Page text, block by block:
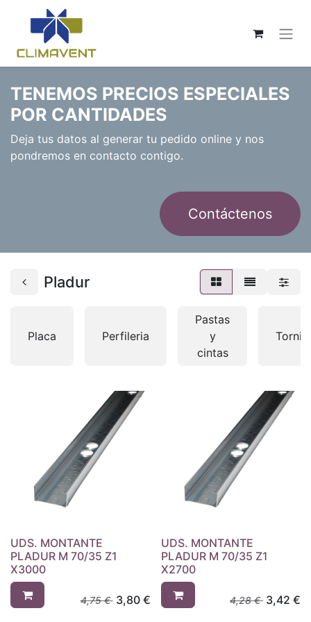
TENEMOS PRECIOS ESPECIALES
POR CANTIDADES
Deja tus datos al generar tu pedido online y nos
pondremos en contacto contigo.
Contáctenos
Pladur
Placa Perfileria
Pastas
y
cintas
UDS. MONTANTE
PLADUR M 70/35 Z1
X3000
4,75€ 3,80€
UDS. MONTANTE
PLADUR M 70/35 Z1
X2700
4,28€ 3,42 €